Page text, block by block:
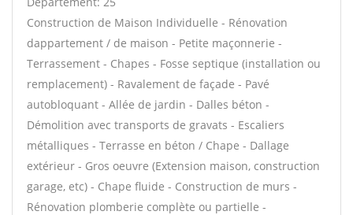
Construction de Maison Individuelle - Rénovation
dappartement / de maison - Petite maçonnerie -
Terrassement - Chapes - Fosse septique (installation ou
remplacement) - Ravalement de façade - Pavé
autobloquant - Allée de jardin - Dalles béton -
Démolition avec transports de gravats - Escaliers
métalliques - Terrasse en béton / Chape - Dallage
extérieur - Gros oeuvre (Extension maison, construction
garage, etc) - Chape fluide - Construction de murs -
Rénovation plomberie complète ou partielle -